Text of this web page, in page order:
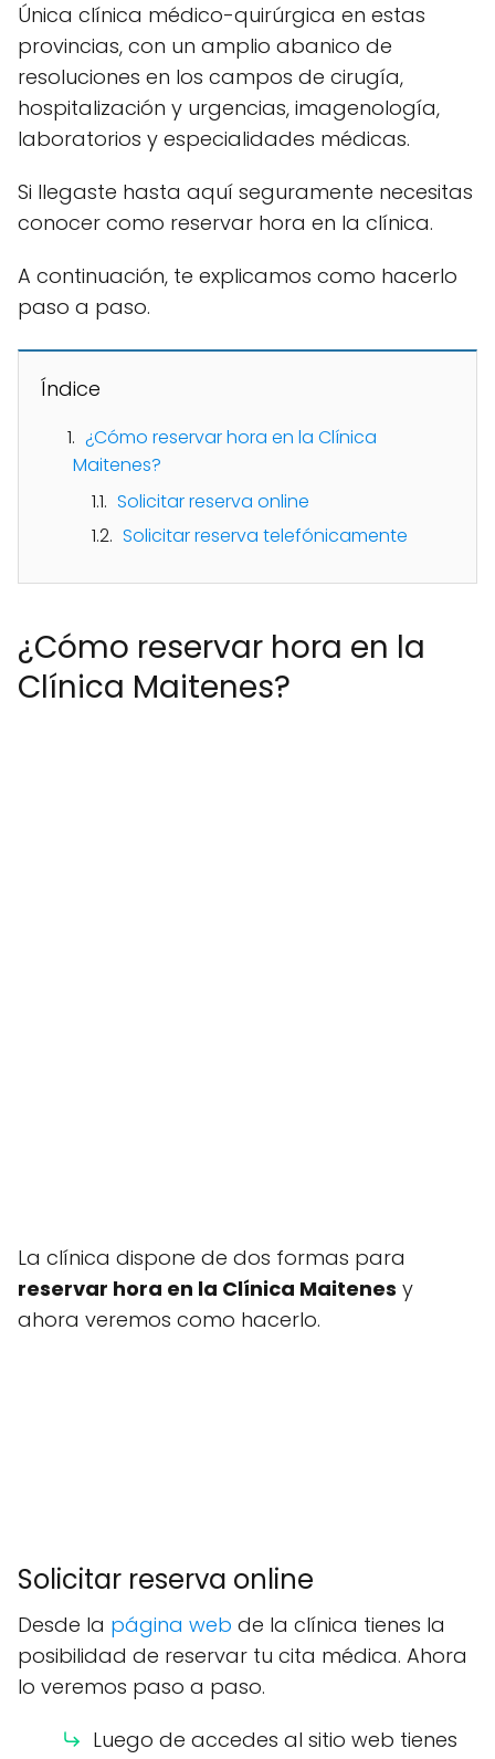
Única clínica médico-quirúrgica en estas
provincias, con un amplio abanico de
resoluciones en los campos de cirugía,
hospitalización y urgencias, imagenología,
laboratorios y especialidades médicas.
Si llegaste hasta aquí seguramente necesitas
conocer como reservar hora en la clínica.
A continuación, te explicamos como hacerlo
paso a paso.
Índice
¿Cómo reservar hora en la Clínica
Maitenes?
Solicitar reserva online
Solicitar reserva telefónicamente
¿Cómo reservar hora en la
Clínica Maitenes?
La clínica dispone de dos formas para
reservar hora en la Clínica Maitenes y
ahora veremos como hacerlo.
Solicitar reserva online
Desde la página web de la clínica tienes la
posibilidad de reservar tu cita médica. Ahora
lo veremos paso a paso.
Luego de accedes al sitio web tienes